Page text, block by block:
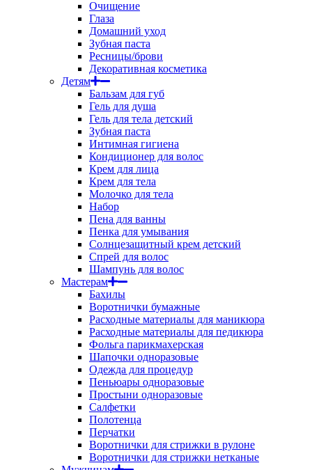
Очищение
Глаза
Домашний уход
Зубная паста
Ресницы/брови
Декоративная косметика
Детям
Бальзам для губ
Гель для душа
Гель для тела детский
Зубная паста
Интимная гигиена
Кондиционер для волос
Крем для лица
Крем для тела
Молочко для тела
Набор
Пена для ванны
Пенка для умывания
Солнцезащитный крем детский
Спрей для волос
Шампунь для волос
Мастерам
Бахилы
Воротнички бумажные
Расходные материалы для маникюра
Расходные материалы для педикюра
Фольга парикмахерская
Шапочки одноразовые
Одежда для процедур
Пеньюары одноразовые
Простыни одноразовые
Салфетки
Полотенца
Перчатки
Воротнички для стрижки в рулоне
Воротнички для стрижки нетканые